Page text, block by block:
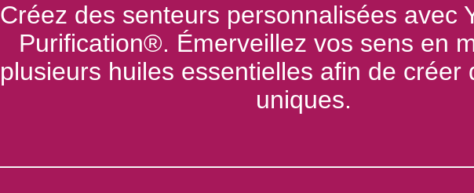
Créez des senteurs personnalisées avec
Purification®. Émerveillez vos sens en
plusieurs huiles essentielles afin de créer
uniques.